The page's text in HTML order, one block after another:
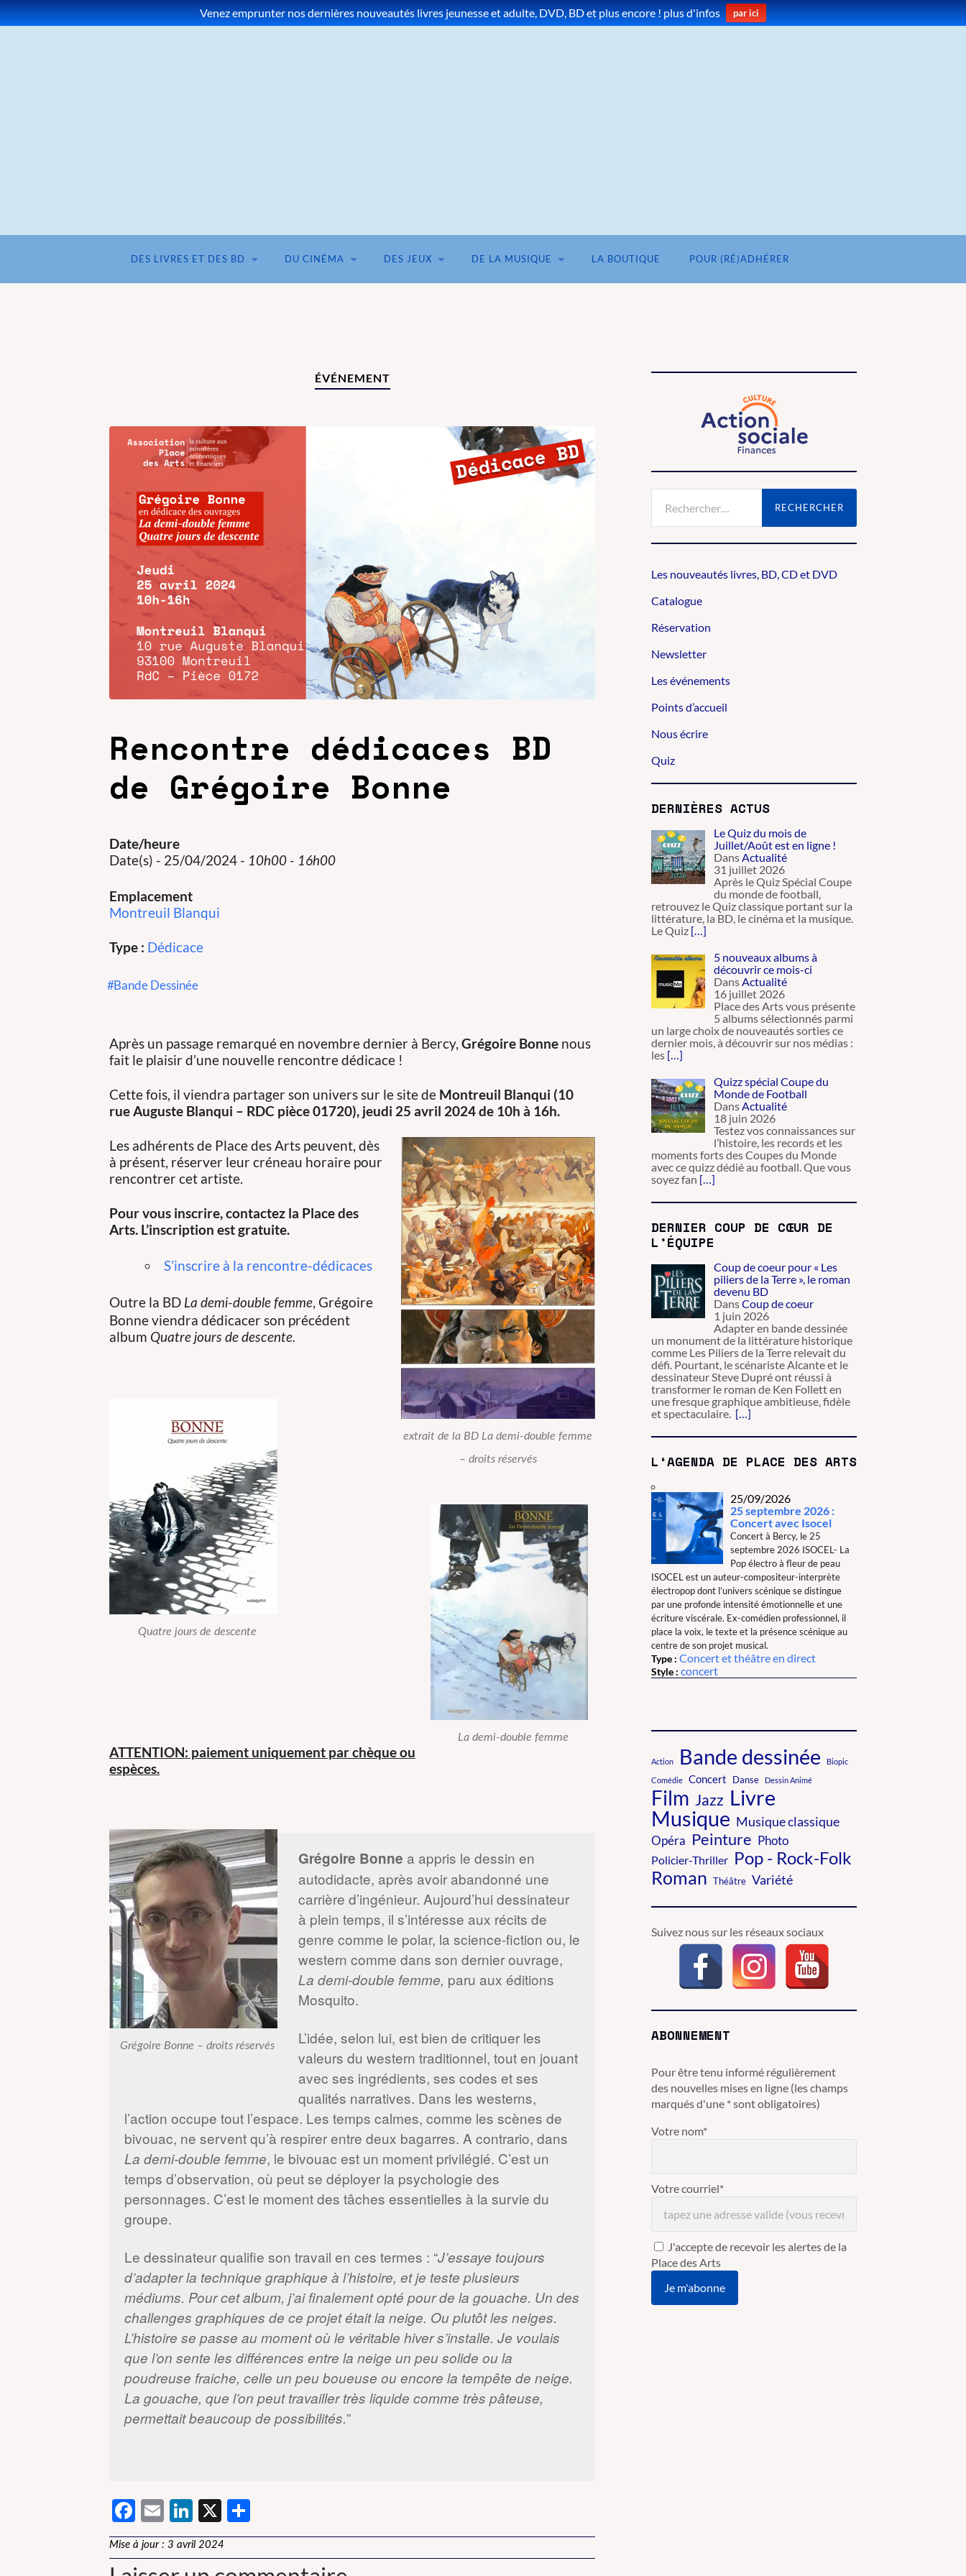
Venez emprunter nos dernières nouveautés livres jeunesse et adulte, DVD, BD et plus encore ! plus d'infos par ici
DES LIVRES ET DES BD DU CINÉMA DES JEUX DE LA MUSIQUE LA BOUTIQUE POUR (RÉ)ADHÉRER
Rencontre dédicaces BD
de Grégoire Bonne
Date/heure
Date(s) - 25/04/2024 - 10h00 - 16h00
Emplacement
Montreuil Blanqui
Type : Dédicace
Bande Dessinée
Après un passage remarqué en novembre dernier à Bercy, Grégoire Bonne nous
fait le plaisir d’une nouvelle rencontre dédicace !
Cette fois, il viendra partager son univers sur le site de Montreuil Blanqui (10
rue Auguste Blanqui – RDC pièce 01720), jeudi 25 avril 2024 de 10h à 16h.
extrait de la BD La demi-double femme
– droits réservés
Les adhérents de Place des Arts peuvent, dès
à présent, réserver leur créneau horaire pour
rencontrer cet artiste.
Pour vous inscrire, contactez la Place des
Arts. L’inscription est gratuite.
S’inscrire à la rencontre-dédicaces
Outre la BD La demi-double femme, Grégoire
Bonne viendra dédicacer son précédent
album Quatre jours de descente.
Quatre jours de descente
La demi-double femme
ATTENTION: paiement uniquement par chèque ou
espèces.
Grégoire Bonne – droits réservés
Grégoire Bonne a appris le dessin en
autodidacte, après avoir abandonné une
carrière d’ingénieur. Aujourd’hui dessinateur
à plein temps, il s’intéresse aux récits de
genre comme le polar, la science-fiction ou, le
western comme dans son dernier ouvrage,
La demi-double femme, paru aux éditions
Mosquito.
L’idée, selon lui, est bien de critiquer les
valeurs du western traditionnel, tout en jouant
avec ses ingrédients, ses codes et ses
qualités narratives. Dans les westerns,
l’action occupe tout l’espace. Les temps calmes, comme les scènes de
bivouac, ne servent qu’à respirer entre deux bagarres. A contrario, dans
La demi-double femme, le bivouac est un moment privilégié. C’est un
temps d’observation, où peut se déployer la psychologie des
personnages. C’est le moment des tâches essentielles à la survie du
groupe.
Le dessinateur qualifie son travail en ces termes : “J’essaye toujours
d’adapter la technique graphique à l’histoire, et je teste plusieurs
médiums. Pour cet album, j’ai finalement opté pour de la gouache. Un des
challenges graphiques de ce projet était la neige. Ou plutôt les neiges.
L’histoire se passe au moment où le véritable hiver s’installe. Je voulais
que l’on sente les différences entre la neige un peu solide ou la
poudreuse fraiche, celle un peu boueuse ou encore la tempête de neige.
La gouache, que l’on peut travailler très liquide comme très pâteuse,
permettait beaucoup de possibilités.”
Facebook
EmailLinkedIn
X
Mise à jour : 3 avril 2024
Les nouveautés livres, BD, CD et DVD
Catalogue
Réservation
Newsletter
Les événements
Points d’accueil
Nous écrire
Quiz
DERNIÈRES ACTUS
Le Quiz du mois de
Juillet/Août est en ligne !
DansActualité
31 juillet 2026
Après le Quiz Spécial Coupe
du monde de football,
retrouvez le Quiz classique portant sur la
littérature, la BD, le cinéma et la musique.
Le Quiz […]
5 nouveaux albums à
découvrir ce mois-ci
DansActualité
16 juillet 2026
Place des Arts vous présente
5 albums sélectionnés parmi
un large choix de nouveautés sorties ce
dernier mois, à découvrir sur nos médias :
les […]
Quizz spécial Coupe du
Monde de Football
DansActualité
18 juin 2026
Testez vos connaissances sur
l’histoire, les records et les
moments forts des Coupes du Monde
avec ce quizz dédié au football. Que vous
soyez fan […]
DERNIER COUP DE CŒUR DE
L’ÉQUIPE
Coup de coeur pour « Les
piliers de la Terre », le roman
devenu BD
DansCoup de coeur
1 juin 2026
Adapter en bande dessinée
un monument de la littérature historique
comme Les Piliers de la Terre relevait du
défi. Pourtant, le scénariste Alcante et le
dessinateur Steve Dupré ont réussi à
transformer le roman de Ken Follett en
une fresque graphique ambitieuse, fidèle
et spectaculaire. […]
L‘AGENDA DE PLACE DES ARTS
25/09/2026
25 septembre 2026 :
Concert avec Isocel
Concert à Bercy, le 25
septembre 2026 ISOCEL- La
Pop électro à fleur de peau
ISOCEL est un auteur-compositeur-interprète
électropop dont l’univers scénique se distingue
par une profonde intensité émotionnelle et une
écriture viscérale. Ex-comédien professionnel, il
place la voix, le texte et la présence scénique au
centre de son projet musical.
Type : Concert et théâtre en direct
Style : concert
Action Bande dessinée
Biopic
Comédie
Concert Danse Dessin Animé
Film Jazz Livre
Musique Musique classique
Opéra Peinture Photo
Policier-Thriller Pop - Rock-Folk
Roman Théâtre Variété
Suivez nous sur les réseaux sociaux
ABONNEMENT
Pour être tenu informé régulièrement
des nouvelles mises en ligne (les champs
marqués d'une * sont obligatoires)
Votre nom*
Votre courriel*
J'accepte de recevoir les alertes de la
Place des Arts